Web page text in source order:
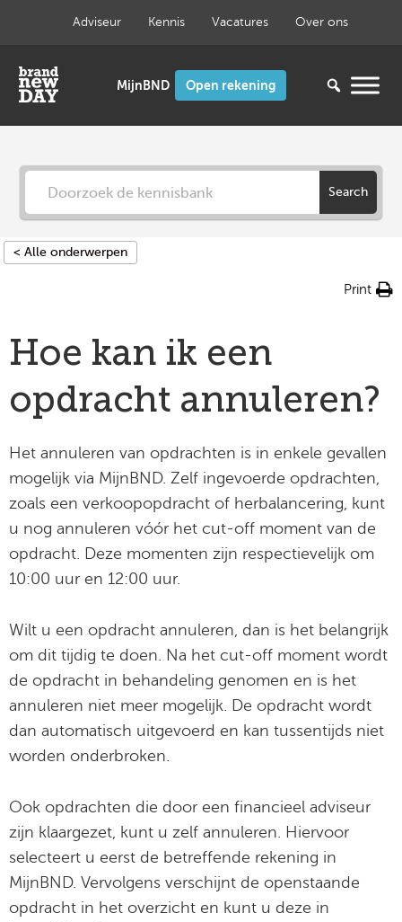
inhoud
Adviseur Kennis Vacatures Over ons
Open rekening
Search
< Alle onderwerpen
Print
Hoe kan ik een
opdracht annuleren?
Het annuleren van opdrachten is in enkele gevallen
mogelijk via MijnBND. Zelf ingevoerde opdrachten,
zoals een verkoopopdracht of herbalancering, kunt
u nog annuleren vóór het cut-off moment van de
opdracht. Deze momenten zijn respectievelijk om
10:00 uur en 12:00 uur.
Wilt u een opdracht annuleren, dan is het belangrijk
om dit tijdig te doen. Na het cut-off moment wordt
de opdracht in behandeling genomen en is het
annuleren niet meer mogelijk. De opdracht wordt
dan automatisch uitgevoerd en kan tussentijds niet
worden onderbroken.
Ook opdrachten die door een financieel adviseur
zijn klaargezet, kunt u zelf annuleren. Hiervoor
selecteert u eerst de betreffende rekening in
MijnBND. Vervolgens verschijnt de openstaande
opdracht in het overzicht en kunt u deze in